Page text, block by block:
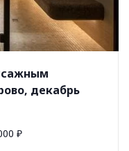
декабрь
₽